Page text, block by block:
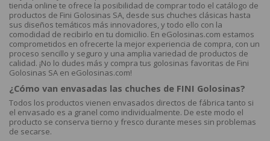
tienda online te ofrece la posibilidad de comprar todo el catálogo de
productos de Fini Golosinas SA, desde sus chuches clásicas hasta
sus diseños temáticos más innovadores, y todo ello con la
comodidad de recibirlo en tu domicilio. En eGolosinas.com estamos
comprometidos en ofrecerte la mejor experiencia de compra, con un
proceso sencillo y seguro y una amplia variedad de productos de
calidad. ¡No lo dudes más y compra tus golosinas favoritas de Fini
Golosinas SA en eGolosinas.com!
¿Cómo van envasadas las chuches de FINI Golosinas?
Todos los productos vienen envasados directos de fábrica tanto si
el envasado es a granel como individualmente. De este modo el
producto se conserva tierno y fresco durante meses sin problemas
de secarse.